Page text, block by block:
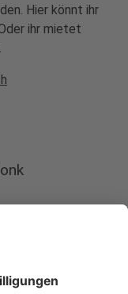
Hier könnt ihr
ihr mietet
lädt die Blaue
aber auch